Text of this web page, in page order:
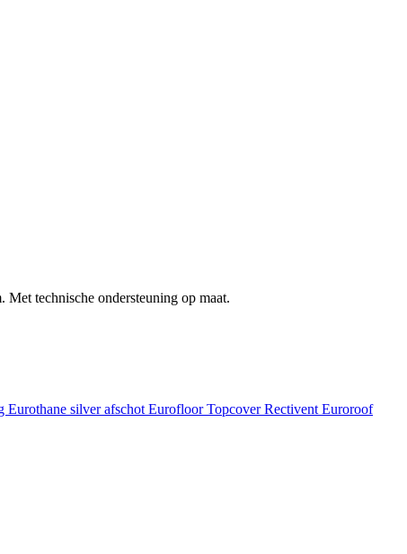
technische ondersteuning op maat.
Eurothane silver afschot EurofloorTopcoverRectivent Euroroof